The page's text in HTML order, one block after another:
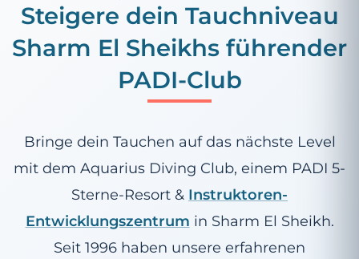
Steigere dein Tauchniveau
Sharm El Sheikhs führender
PADI-Club
Bringe dein Tauchen auf das nächste Level
mit dem Aquarius Diving Club, einem PADI 5-
Sterne-Resort & Instruktoren-
Entwicklungszentrum in Sharm El Sheikh.
Seit 1996 haben unsere erfahrenen